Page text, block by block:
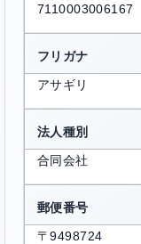
7110003006167
フリガナ
アサギリ
法人種別
合同会社
郵便番号
〒9498724